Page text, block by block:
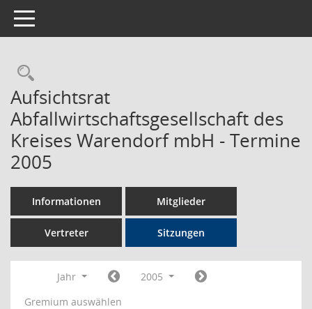
Toggle navigation
Rechercheauswahl
Aufsichtsrat
Abfallwirtschaftsgesellschaft des
Kreises Warendorf mbH - Termine
2005
Informationen Mitglieder
Vertreter Sitzungen
Jahr
2005
Gremium auswählen